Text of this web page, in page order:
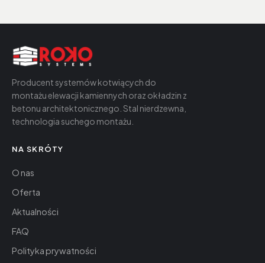
Producent systemów kotwiących do
montażu elewacji kamiennych oraz okładzin z
betonu architektonicznego. Stal nierdzewna,
technologia suchego montażu.
NA SKRÓTY
O nas
Oferta
Aktualności
FAQ
Polityka prywatności